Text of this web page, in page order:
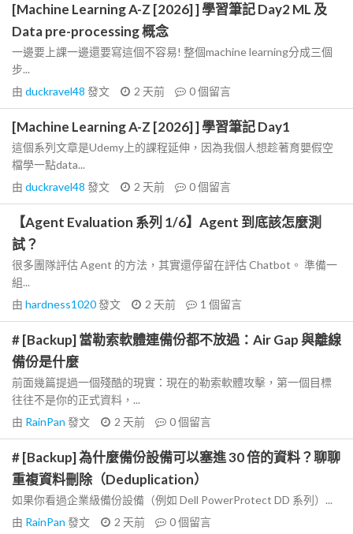
[Machine Learning A-Z [2026] ] 學習筆記 Day2 ML 及
Data pre-processing 概念
一邊要上課一邊還要寫這個不容易! 整個machine learning分成三個
步...
由 duckravel48 發文 2 天前 0個留言
[Machine Learning A-Z [2026] ] 學習筆記 Day1
這個系列文章是Udemy上的課程延伸，因為我個人想趁著育嬰假空
檔學一點data...
由 duckravel48 發文 2 天前 0個留言
【Agent Evaluation 系列 1/6】Agent 到底該怎麼測
試？
很多團隊評估 Agent 的方法，其實還停留在評估 Chatbot。 準備一
組...
由 hardness1020發文 2 天前 1 個留言
# [Backup] 當勒索軟體連備份都不放過：Air Gap 與離線
備份是什麼
前面幾篇提過一個殘酷的現實：現在的勒索軟體攻擊，第一個目標
往往不是你的正式資料，...
由 RainPan 發文 2 天前 0個留言
# [Backup] 為什麼備份設備可以塞進 30 倍的資料？聊聊
重複資料刪除（Deduplication）
如果你看過企業級備份設備（例如 Dell PowerProtect DD 系列）...
由 RainPan 發文 2 天前 0個留言